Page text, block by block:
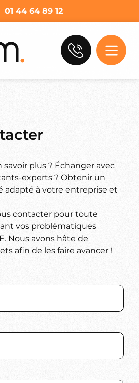
01 44 64 89 12
savoir plus ? Échanger avec
experts ? Obtenir un
adapté à votre entreprise et
contacter pour toute
vos problématiques
Nous avons hâte de
afin de les faire avancer !